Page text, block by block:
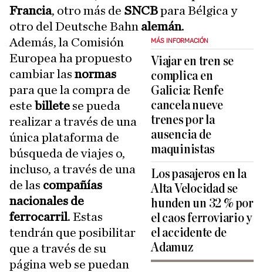
Francia, otro más de SNCBpara Bélgica y
otro del Deutsche Bahn alemán.
MÁS INFORMACIÓN
Viajar en tren se
complica en
Galicia: Renfe
cancela nueve
trenes por la
ausencia de
maquinistas
Los pasajeros en la
Alta Velocidad se
hunden un 32 % por
el caos ferroviario y
el accidente de
Adamuz
Además, la Comisión
Europea ha propuesto
cambiar las normas
para que la compra de
este billete se pueda
realizar a través de una
única plataforma de
búsqueda de viajes o,
incluso, a través de una
de las compañías
nacionales de
ferrocarril. Estas
tendrán que posibilitar
que a través de su
página web se puedan